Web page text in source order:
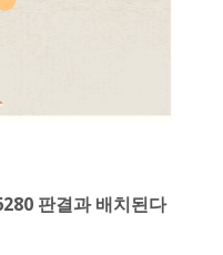
판결과 배치된다